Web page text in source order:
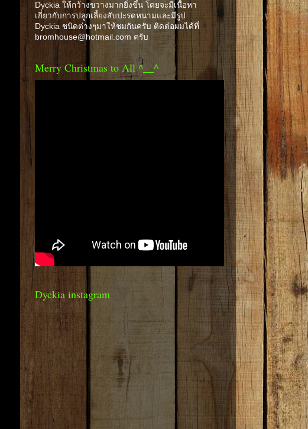
Dyckia ให้กว้างขวางมากยิ่งขึ้น โดยจะมีเนื้อหา
เกี่ยวกับการปลูกเลี้ยงสับปะรดหนามและมีรูป
Dyckia ชนิดต่างๆมาให้ชมกันครับ ติดต่อผมได้ที่
bromhouse@hotmail.com ครับ
Merry Christmas to All ^__^
Dyckia instagram